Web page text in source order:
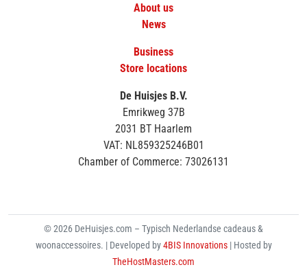
About us
News
Business
Store locations
De Huisjes B.V.
Emrikweg 37B
2031 BT Haarlem
VAT: NL859325246B01
Chamber of Commerce: 73026131
© 2026 DeHuisjes.com – Typisch Nederlandse cadeaus &
woonaccessoires. | Developed by4BIS Innovations | Hosted by
TheHostMasters.com